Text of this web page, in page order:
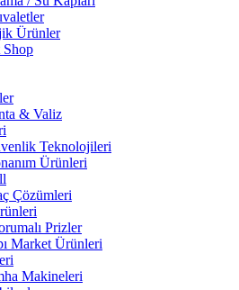
Ürünler
Shop
& Valiz
Teknolojileri
Ürünleri
Çözümleri
Prizler
Market Ürünleri
Makineleri